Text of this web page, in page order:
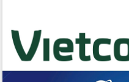
Phó Chủ tịch Thường trực UBND tỉnh
Hồ Thị Nguyên Thảo làm việc tại Trung
tâm Phục vụ hành chính công xã Ea